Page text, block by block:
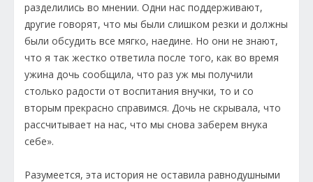
разделились во мнении. Одни нас поддерживают,
другие говорят, что мы были слишком резки и должны
были обсудить все мягко, наедине. Но они не знают,
что я так жестко ответила после того, как во время
ужина дочь сообщила, что раз уж мы получили
столько радости от воспитания внучки, то и со
вторым прекрасно справимся. Дочь не скрывала, что
рассчитывает на нас, что мы снова заберем внука
себе».
Разумеется, эта история не оставила равнодушными